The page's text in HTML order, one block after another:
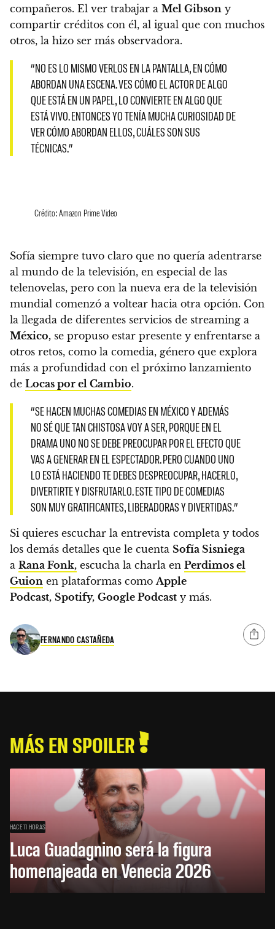
compañeros. El ver trabajar a Mel Gibson y
compartir créditos con él, al igual que con muchos
otros, la hizo ser más observadora.
“NO ES LO MISMO VERLOS EN LA PANTALLA, EN CÓMO
ABORDAN UNA ESCENA. VES CÓMO EL ACTOR DE ALGO
QUE ESTÁ EN UN PAPEL, LO CONVIERTE EN ALGO QUE
ESTÁ VIVO. ENTONCES YO TENÍA MUCHA CURIOSIDAD DE
VER CÓMO ABORDAN ELLOS, CUÁLES SON SUS
TÉCNICAS.”
Crédito: Amazon Prime Video
Sofía siempre tuvo claro que no quería adentrarse
al mundo de la televisión, en especial de las
telenovelas, pero con la nueva era de la televisión
mundial comenzó a voltear hacia otra opción. Con
la llegada de diferentes servicios de streaming a
México, se propuso estar presente y enfrentarse a
otros retos, como la comedia, género que explora
más a profundidad con el próximo lanzamiento
de Locas por el Cambio.
“SE HACEN MUCHAS COMEDIAS EN MÉXICO Y ADEMÁS
NO SÉ QUE TAN CHISTOSA VOY A SER, PORQUE EN EL
DRAMA UNO NO SE DEBE PREOCUPAR POR EL EFECTO QUE
VAS A GENERAR EN EL ESPECTADOR. PERO CUANDO UNO
LO ESTÁ HACIENDO TE DEBES DESPREOCUPAR, HACERLO,
DIVERTIRTE Y DISFRUTARLO. ESTE TIPO DE COMEDIAS
SON MUY GRATIFICANTES, LIBERADORAS Y DIVERTIDAS.”
Si quieres escuchar la entrevista completa y todos
los demás detalles que le cuenta Sofía Sisniega
a Rana Fonk, escucha la charla en Perdimos el
Guion en plataformas comoApple
Podcast, Spotify, Google Podcast y más.
FERNANDO CASTAÑEDA
MÁS EN SPOILER
HACE 11 HORAS
Luca Guadagnino será la figura
homenajeada en Venecia 2026